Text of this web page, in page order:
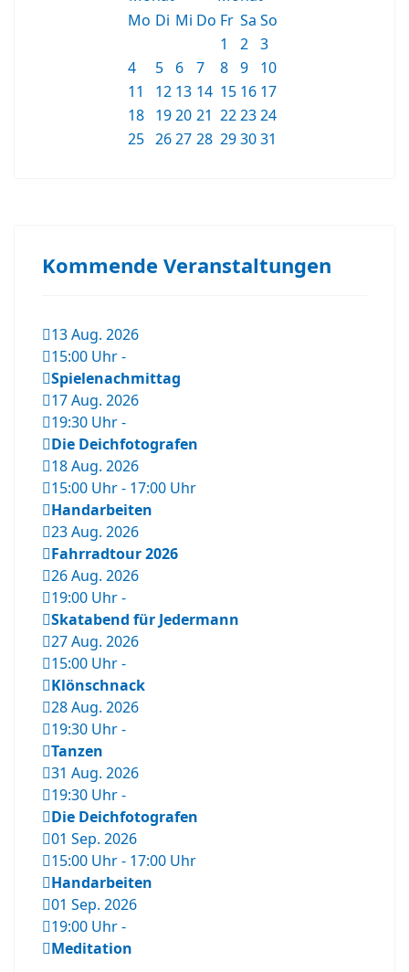
Mo Di Mi Do Fr Sa So
1
2 3
4
5 6 7 8 9
10
11
12 13 14 15 16 17
18 1920 21 222324
25 2627 28 293031
Kommende Veranstaltungen
13 Aug. 2026
15:00 Uhr-
Spielenachmittag
17 Aug. 2026
19:30 Uhr-
Die Deichfotografen
18 Aug. 2026
15:00 Uhr- 17:00 Uhr
Handarbeiten
23 Aug. 2026
Fahrradtour 2026
26 Aug. 2026
19:00 Uhr-
Skatabend für Jedermann
27 Aug. 2026
15:00 Uhr-
Klönschnack
28 Aug. 2026
19:30 Uhr-
Tanzen
31 Aug. 2026
19:30 Uhr-
Die Deichfotografen
01 Sep. 2026
15:00 Uhr- 17:00 Uhr
Handarbeiten
01 Sep. 2026
19:00 Uhr-
Meditation